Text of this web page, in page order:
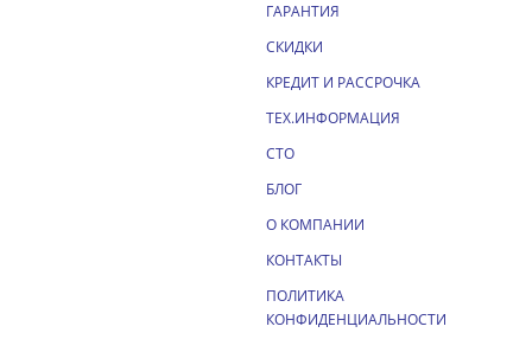
ГАРАНТИЯ
СКИДКИ
КРЕДИТ И РАССРОЧКА
ТЕХ.ИНФОРМАЦИЯ
СТО
БЛОГ
О КОМПАНИИ
КОНТАКТЫ
ПОЛИТИКА
КОНФИДЕНЦИАЛЬНОСТИ